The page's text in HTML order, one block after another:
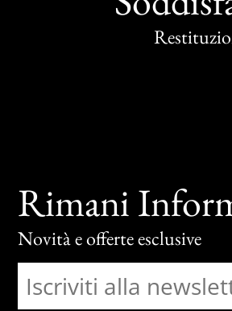
Rimani
Novità e offerte esclusive